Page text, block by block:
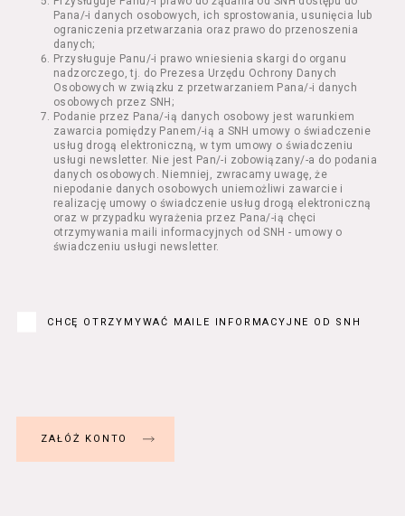
poszczególne części danego Wydarzenia lub
na całe Wydarzenie, przewidziany dla danego
Wydarzenia przez Usługodawcę;
Regulamin – niniejszy regulamin.
§ 2 Postanowienia ogólne
Regulamin określa zasady:
świadczenia Usługobiorcom Usług przez
Usługodawcę, z zastrzeżeniem usług, o
których mowa w ust. 2 pkt 4 i 5 poniżej,
których zasady świadczenia w zakresie
nieuregulowanym w Regulaminie precyzują
odrębne regulaminy,
przetwarzania przez Usługodawcę danych
następujące Usługi:
nabycia Biletów i Karnetów oraz
Pana/-i danych osobowych, ich sprostowania, usunięcia lub
ograniczenia przetwarzania oraz prawo do przenoszenia
danych;
Przysługuje Panu/-i prawo wniesienia skargi do organu
nadzorczego, tj. do Prezesa Urzędu Ochrony Danych
Osobowych w związku z przetwarzaniem Pana/-i danych
osobowych przez SNH;
Podanie przez Pana/-ią danych osobowy jest warunkiem
zawarcia pomiędzy Panem/-ią a SNH umowy o świadczenie
usług drogą elektroniczną, w tym umowy o świadczeniu
usługi newsletter. Nie jest Pan/-i zobowiązany/-a do podania
danych osobowych. Niemniej, zwracamy uwagę, że
niepodanie danych osobowych uniemożliwi zawarcie i
realizację umowy o świadczenie usług drogą elektroniczną
oraz w przypadku wyrażenia przez Pana/-ią chęci
otrzymywania maili informacyjnych od SNH - umowy o
świadczeniu usługi newsletter.
CHCĘ OTRZYMYWAĆ MAILE INFORMACYJNE OD SNH